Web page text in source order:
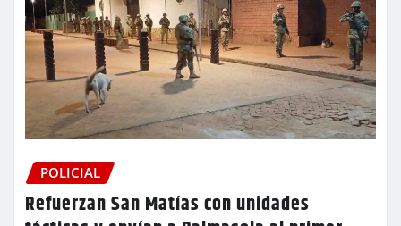
POLICIAL
Refuerzan San Matías con unidades